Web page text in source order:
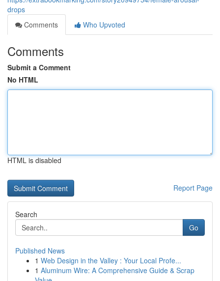
drops
Comments
Who Upvoted
Comments
Submit a Comment
No HTML
HTML is disabled
Report Page
Search
Go
Published News
1 Web Design in the Valley : Your Local Profe...
1 Aluminum Wire: A Comprehensive Guide & Scrap